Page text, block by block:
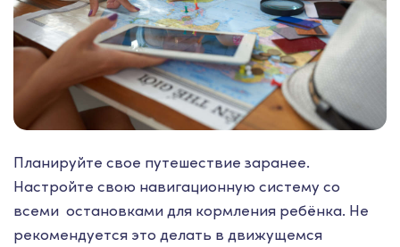
Планируйте свое путешествие заранее.
Настройте свою навигационную систему со
всеми остановками для кормления ребёнка. Не
рекомендуется это делать в движущемся